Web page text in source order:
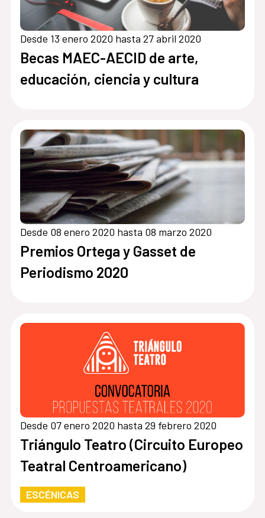
Desde 13 enero 2020 hasta 27 abril 2020
Becas MAEC-AECID de arte,
educación, ciencia y cultura
Desde 08 enero 2020 hasta 08 marzo 2020
Premios Ortega y Gasset de
Periodismo 2020
Desde 07 enero 2020 hasta 29 febrero 2020
Triángulo Teatro (Circuito Europeo
Teatral Centroamericano)
ESCÉNICAS